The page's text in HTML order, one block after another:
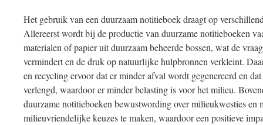
Het gebruik van een duurzaam notitieboek draagt op
Allereerst wordt bij de productie van duurzame notitieboeken
materialen of papier uit duurzaam beheerde bossen, wat de
vermindert en de druk op natuurlijke hulpbronnen verkleint.
en recycling ervoor dat er minder afval wordt gegenereerd en
verlengd, waardoor er minder belasting is voor het milieu.
duurzame notitieboeken bewustwording over milieukwesties en
milieuvriendelijke keuzes te maken, waardoor een positieve